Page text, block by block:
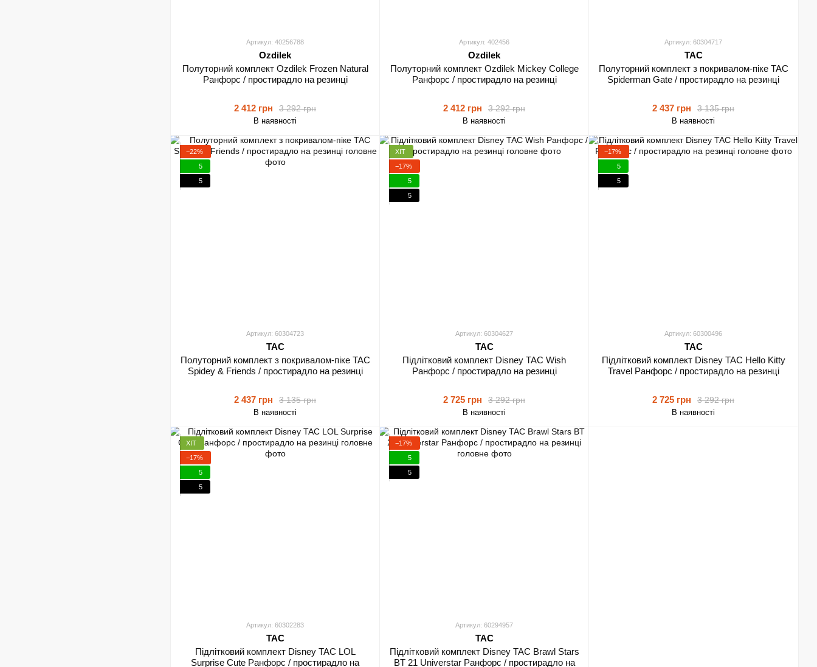
Артикул: 40256788
Ozdilek
Полуторний комплект Ozdilek Frozen Natural
Ранфорс / простирадло на резинці
3 292 грн
2 412 грн
В наявності
Артикул: 402456
Ozdilek
Полуторний комплект Ozdilek Mickey College
Ранфорс / простирадло на резинці
3 292 грн
2 412 грн
В наявності
Артикул: 60304717
TAC
Полуторний комплект з покривалом-піке TAC
Spiderman Gate / простирадло на резинці
3 135 грн
2 437 грн
В наявності
−22%
5
5
Артикул: 60304723
TAC
Полуторний комплект з покривалом-піке TAC
Spidey & Friends / простирадло на резинці
3 135 грн
2 437 грн
В наявності
ХІТ
−17%
5
5
Артикул: 60304627
TAC
Підлітковий комплект Disney TAC Wish
Ранфорс / простирадло на резинці
3 292 грн
2 725 грн
В наявності
−17%
5
5
Артикул: 60300496
TAC
Підлітковий комплект Disney TAC Hello Kitty
Travel Ранфорс / простирадло на резинці
3 292 грн
2 725 грн
В наявності
ХІТ
−17%
5
5
Артикул: 60302283
TAC
Підлітковий комплект Disney TAC LOL
Surprise Cute Ранфорс / простирадло на
−17%
5
5
Артикул: 60294957
TAC
Підлітковий комплект Disney TAC Brawl Stars
BT 21 Universtar Ранфорс / простирадло на